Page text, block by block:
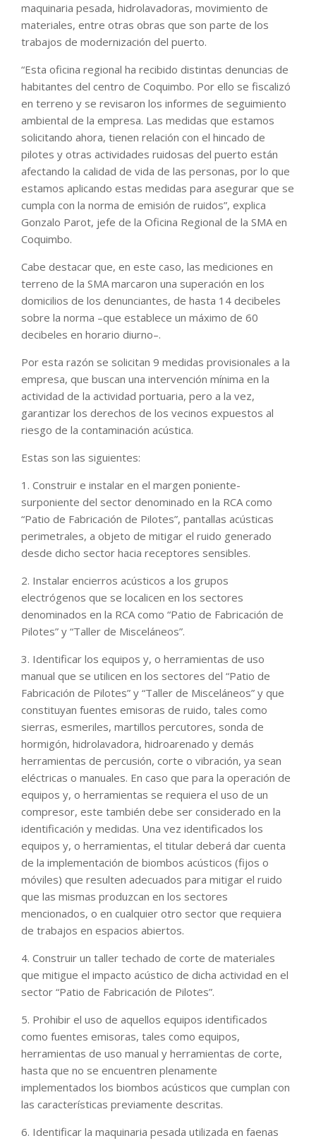
maquinaria pesada, hidrolavadoras, movimiento de
materiales, entre otras obras que son parte de los
trabajos de modernización del puerto.
“Esta oficina regional ha recibido distintas denuncias de
habitantes del centro de Coquimbo. Por ello se fiscalizó
en terreno y se revisaron los informes de seguimiento
ambiental de la empresa. Las medidas que estamos
solicitando ahora, tienen relación con el hincado de
pilotes y otras actividades ruidosas del puerto están
afectando la calidad de vida de las personas, por lo que
estamos aplicando estas medidas para asegurar que se
cumpla con la norma de emisión de ruidos”, explica
Gonzalo Parot, jefe de la Oficina Regional de la SMA en
Coquimbo.
Cabe destacar que, en este caso, las mediciones en
terreno de la SMA marcaron una superación en los
domicilios de los denunciantes, de hasta 14 decibeles
sobre la norma –que establece un máximo de 60
decibeles en horario diurno–.
Por esta razón se solicitan 9 medidas provisionales a la
empresa, que buscan una intervención mínima en la
actividad de la actividad portuaria, pero a la vez,
garantizar los derechos de los vecinos expuestos al
riesgo de la contaminación acústica.
Estas son las siguientes:
1. Construir e instalar en el margen poniente-
surponiente del sector denominado en la RCA como
“Patio de Fabricación de Pilotes”, pantallas acústicas
perimetrales, a objeto de mitigar el ruido generado
desde dicho sector hacia receptores sensibles.
2. Instalar encierros acústicos a los grupos
electrógenos que se localicen en los sectores
denominados en la RCA como “Patio de Fabricación de
Pilotes” y “Taller de Misceláneos”.
3. Identificar los equipos y, o herramientas de uso
manual que se utilicen en los sectores del “Patio de
Fabricación de Pilotes” y “Taller de Misceláneos” y que
constituyan fuentes emisoras de ruido, tales como
sierras, esmeriles, martillos percutores, sonda de
hormigón, hidrolavadora, hidroarenado y demás
herramientas de percusión, corte o vibración, ya sean
eléctricas o manuales. En caso que para la operación de
equipos y, o herramientas se requiera el uso de un
compresor, este también debe ser considerado en la
identificación y medidas. Una vez identificados los
equipos y, o herramientas, el titular deberá dar cuenta
de la implementación de biombos acústicos (fijos o
móviles) que resulten adecuados para mitigar el ruido
que las mismas produzcan en los sectores
mencionados, o en cualquier otro sector que requiera
de trabajos en espacios abiertos.
4. Construir un taller techado de corte de materiales
que mitigue el impacto acústico de dicha actividad en el
sector “Patio de Fabricación de Pilotes”.
5. Prohibir el uso de aquellos equipos identificados
como fuentes emisoras, tales como equipos,
herramientas de uso manual y herramientas de corte,
hasta que no se encuentren plenamente
implementados los biombos acústicos que cumplan con
las características previamente descritas.
6. Identificar la maquinaria pesada utilizada en faenas